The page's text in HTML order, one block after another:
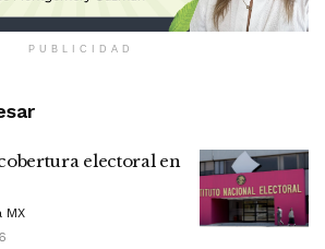
PUBLICIDAD
electoral en
MX